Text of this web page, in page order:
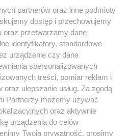
Pasta z buraka
czerwonego
doalda
1
Chrupice gofry bez
glutenu, bez laktozy i
bez cukru
4.7k
lukpecyn
partnerów oraz inne podmioty
dostęp i przechowujemy
oraz przetwarzamy dane
identyfikatory, standardowe
urządzenie czy dane
spersonalizowanych
treści, pomiar reklam i
oraz ulepszanie usług. Za zgodą
Partnerzy możemy używać
oraz aktywnie
urządzenia do celów
Twoją prywatność, prosimy